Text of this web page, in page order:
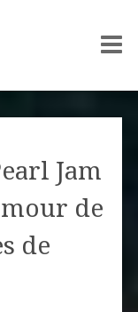
Jam
de
de